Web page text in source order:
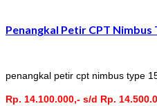
Penangkal Petir CPT Nimbus
penangkal petir cpt nimbus type
Rp. 14.100.000,- s/d Rp.